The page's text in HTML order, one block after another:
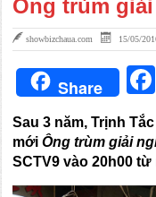
Ông trùm
showbizchaua.com 15/05/
Share
Sau 3 năm, Trịnh
mớiÔng trùm giải
SCTV9 vào 20h00 từ